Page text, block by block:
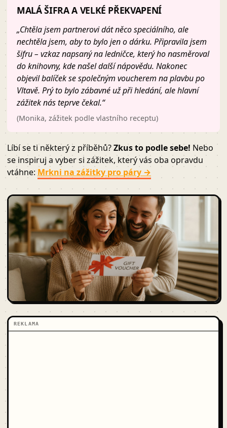
MALÁ ŠIFRA A VELKÉ PŘEKVAPENÍ
„Chtěla jsem partnerovi dát něco speciálního, ale
nechtěla jsem, aby to bylo jen o dárku. Připravila jsem
šifru – vzkaz napsaný na ledničce, který ho nasměroval
do knihovny, kde našel další nápovědu. Nakonec
objevil balíček se společným voucherem na plavbu po
Vltavě. Prý to bylo zábavné už při hledání, ale hlavní
zážitek nás teprve čekal.“
(Monika, zážitek podle vlastního receptu)
Líbí se ti některý z příběhů?Zkus to podle sebe! Nebo
se inspiruj a vyber si zážitek, který vás oba opravdu
vtáhne: Mrkni na zážitky pro páry →
REKLAMA